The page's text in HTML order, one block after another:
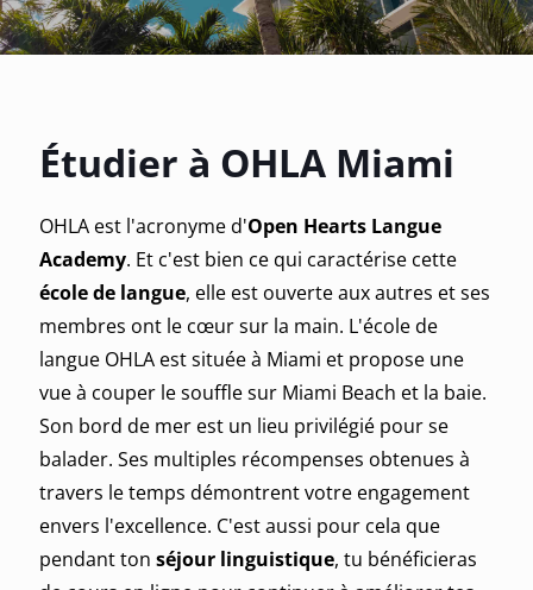
Étudier à OHLA Miami
OHLA est l'acronyme d'Open Hearts Langue
Academy. Et c'est bien ce qui caractérise cette
école de langue, elle est ouverte aux autres et ses
membres ont le cœur sur la main. L'école de
langue OHLA est située à Miami et propose une
vue à couper le souffle sur Miami Beach et la baie.
Son bord de mer est un lieu privilégié pour se
balader. Ses multiples récompenses obtenues à
travers le temps démontrent votre engagement
envers l'excellence. C'est aussi pour cela que
pendant ton séjour linguistique, tu bénéficieras